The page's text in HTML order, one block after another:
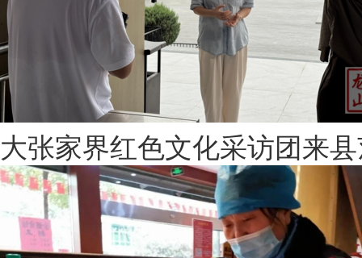
大张家界红色文化采访团来